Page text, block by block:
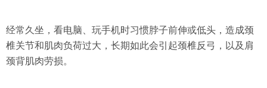
经常久坐，看电脑、玩手机时习惯脖子前伸或低头 ，造成颈
椎关节和肌肉负荷过大，长期如此会引起颈椎反弓，以及肩
颈背肌肉劳损。